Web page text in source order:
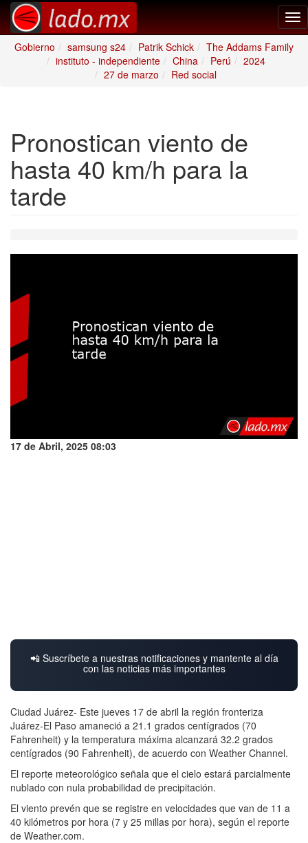
Gobierno
samsung s24 Patrik Schick
The Addams Family
instituto - independiente
China Perú
2024
27 de marzo
Red social
Pronostican viento de
hasta 40 km/h para la
tarde
17 de Abril, 2025 08:03
📲 Suscríbete a nuestras notificaciones y mantente al día
con las noticias más importantes
Ciudad Juárez- Este jueves 17 de abril la región fronteriza
Juárez-El Paso amaneció a 21.1 grados centígrados (70
Fahrenheit) y la temperatura máxima alcanzará 32.2 grados
centígrados (90 Fahrenheit), de acuerdo con Weather Channel.
El reporte meteorológico señala que el cielo estará parcialmente
nublado con nula probabilidad de precipitación.
El viento prevén que se registre en velocidades que van de 11 a
40 kilómetros por hora (7 y 25 millas por hora), según el reporte
de Weather.com.